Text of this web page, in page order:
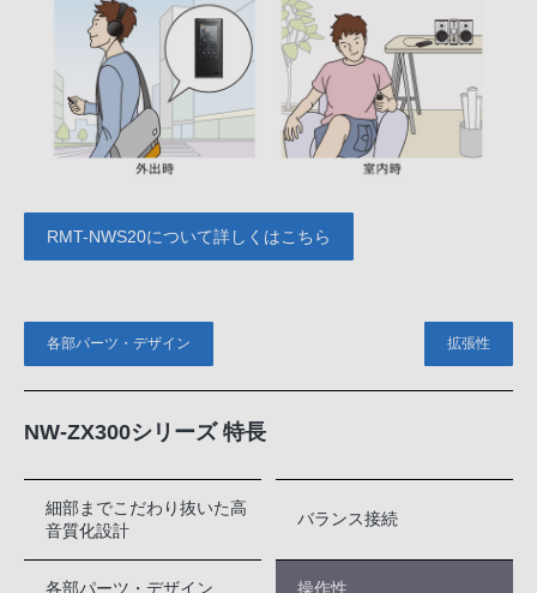
RMT-NWS20について詳しくはこちら
各部パーツ・デザイン 拡張性
NW-ZX300シリーズ 特長
細部までこだわり抜いた高
音質化設計
バランス接続
各部パーツ・デザイン 操作性